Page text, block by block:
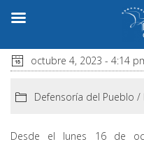
octubre 4, 2023 - 4:14
Defensoría del Pueblo /
Desde el lunes 16 de